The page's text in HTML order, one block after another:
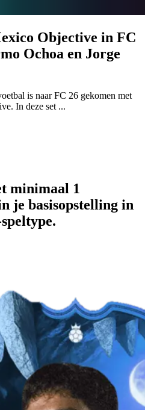
Objective in FC
Ochoa en Jorge
is naar FC 26 gekomen met
In deze set ...
minimaal 1
je basisopstelling in